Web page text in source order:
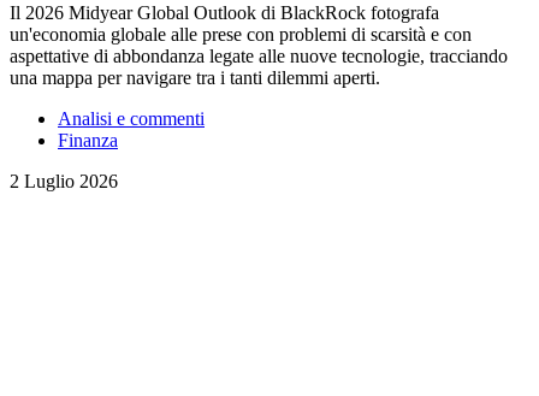
Il 2026 Midyear Global Outlook di BlackRock fotografa
un'economia globale alle prese con problemi di scarsità e con
aspettative di abbondanza legate alle nuove tecnologie, tracciando
una mappa per navigare tra i tanti dilemmi aperti.
Analisi e commenti
Finanza
2 Luglio 2026